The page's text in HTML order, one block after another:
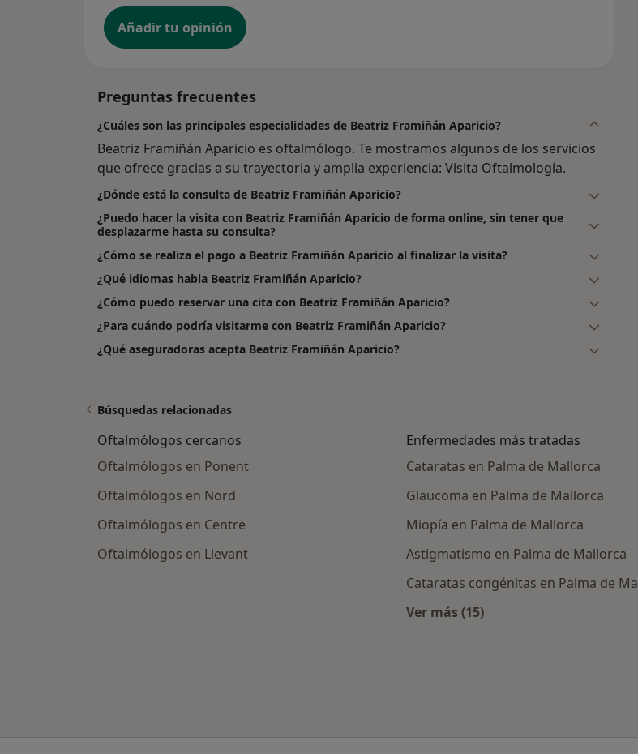
Añadir tu opinión
Preguntas frecuentes
¿Cuáles son las principales especialidades de Beatriz Framiñán Aparicio?
Beatriz Framiñán Aparicio es oftalmólogo. Te mostramos algunos de los servicios
que ofrece gracias a su trayectoria y amplia experiencia: Visita Oftalmología.
¿Dónde está la consulta de Beatriz Framiñán Aparicio?
¿Puedo hacer la visita con Beatriz Framiñán Aparicio de forma online, sin tener que
desplazarme hasta su consulta?
¿Cómo se realiza el pago a Beatriz Framiñán Aparicio al finalizar la visita?
¿Qué idiomas habla Beatriz Framiñán Aparicio?
¿Cómo puedo reservar una cita con Beatriz Framiñán Aparicio?
¿Para cuándo podría visitarme con Beatriz Framiñán Aparicio?
¿Qué aseguradoras acepta Beatriz Framiñán Aparicio?
Búsquedas relacionadas
Oftalmólogos cercanos
Oftalmólogos en Ponent
Oftalmólogos en Nord
Oftalmólogos en Centre
Oftalmólogos en Llevant
Enfermedades más tratadas
Cataratas en Palma de Mallorca
Glaucoma en Palma de Mallorca
Miopía en Palma de Mallorca
Astigmatismo en Palma de Mallorca
Cataratas congénitas en Palma de
Ver más (15)
Más en esta categoría: